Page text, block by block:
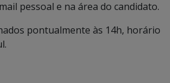
pessoal e na área do candidato.
pontualmente às 14h, horário